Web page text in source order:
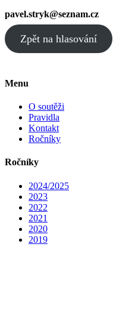
pavel.stryk@seznam.cz
Zpět na hlasování
Menu
O soutěži
Pravidla
Kontakt
Ročníky
Ročníky
2024/2025
2023
2022
2021
2020
2019